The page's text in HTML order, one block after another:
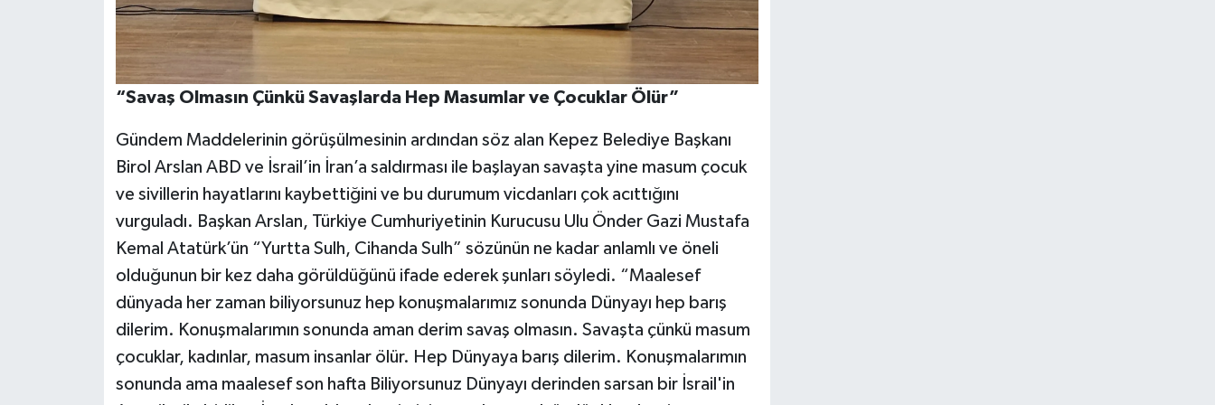
“Savaş Olmasın Çünkü Savaşlarda Hep Masumlar ve Çocuklar Ölür”
Gündem Maddelerinin görüşülmesinin ardından söz alan Kepez Belediye Başkanı
Birol Arslan ABD ve İsrail’in İran’a saldırması ile başlayan savaşta yine masum çocuk
ve sivillerin hayatlarını kaybettiğini ve bu durumum vicdanları çok acıttığını
vurguladı. Başkan Arslan, Türkiye Cumhuriyetinin Kurucusu Ulu Önder Gazi Mustafa
Kemal Atatürk’ün “Yurtta Sulh, Cihanda Sulh” sözünün ne kadar anlamlı ve öneli
olduğunun bir kez daha görüldüğünü ifade ederek şunları söyledi. “Maalesef
dünyada her zaman biliyorsunuz hep konuşmalarımız sonunda Dünyayı hep barış
dilerim. Konuşmalarımın sonunda aman derim savaş olmasın. Savaşta çünkü masum
çocuklar, kadınlar, masum insanlar ölür. Hep Dünyaya barış dilerim. Konuşmalarımın
sonunda ama maalesef son hafta Biliyorsunuz Dünyayı derinden sarsan bir İsrail'in